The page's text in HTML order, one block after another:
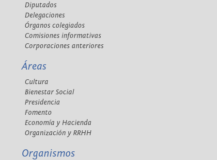
Diputados
Delegaciones
Órganos colegiados
Comisiones informativas
Corporaciones anteriores
Áreas
Cultura
Bienestar Social
Presidencia
Fomento
Economía y Hacienda
Organización y RRHH
Organismos